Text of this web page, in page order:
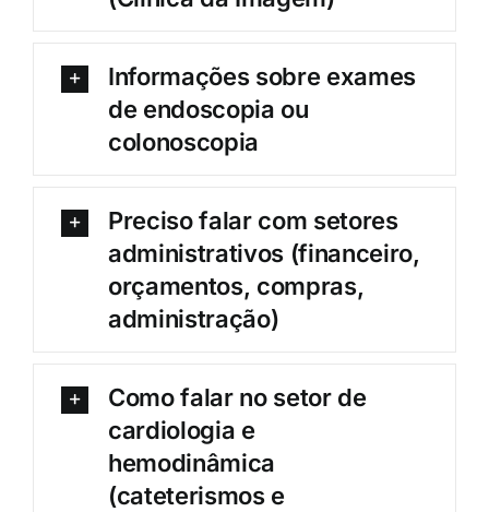
Informações sobre exames
de endoscopia ou
colonoscopia
Preciso falar com setores
administrativos (financeiro,
orçamentos, compras,
administração)
Como falar no setor de
cardiologia e
hemodinâmica
(cateterismos e